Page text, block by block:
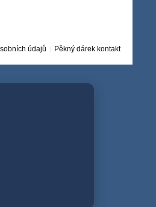
údajů Pěkný dárek kontakt